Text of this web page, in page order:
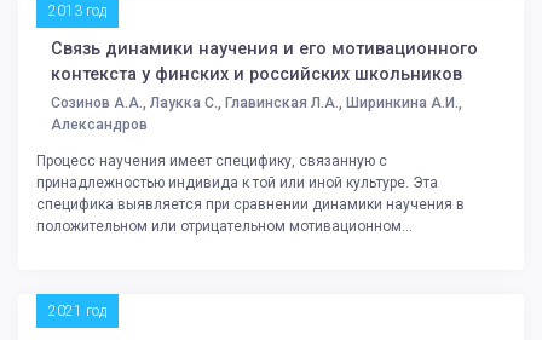
2013 год
Связь динамики научения и его мотивационного
контекста у финских и российских школьников
Созинов А.А., Лаукка С., Главинская Л.А., Ширинкина А.И.,
Александров
Процесс научения имеет специфику, связанную с
принадлежностью индивида к той или иной культуре. Эта
специфика выявляется при сравнении динамики научения в
положительном или отрицательном мотивационном...
2021 год